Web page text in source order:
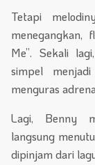
Tetapi
menegangkan,
Me”. Sekali
simpel
menguras
Lagi, Benny
langsung
dipinjam dari